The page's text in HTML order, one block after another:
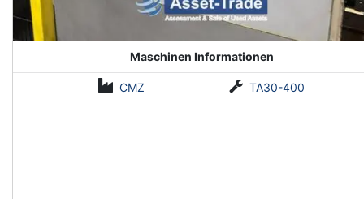
Maschinen Informationen
CMZ TA30-400